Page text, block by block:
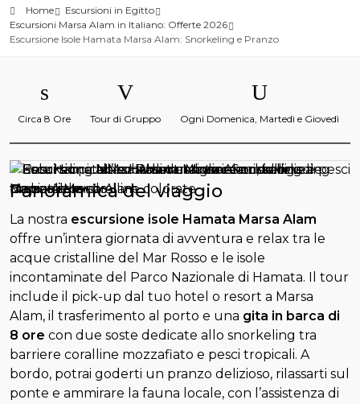
Home
Escursioni in Egitto
Escursioni Marsa Alam in Italiano: Offerte 2026
Escursione Isole Hamata Marsa Alam: Snorkeling e Pranzo
Circa 8 Ore Tour di Gruppo Ogni Domenica, Martedì e Giovedì
Panoramica del viaggio
La nostra escursione isole Hamata Marsa Alam
offre un’intera giornata di avventura e relax tra le
acque cristalline del Mar Rosso e le isole
incontaminate del Parco Nazionale di Hamata. Il tour
include il pick-up dal tuo hotel o resort a Marsa
Alam, il trasferimento al porto e una gita in barca di
8 ore con due soste dedicate allo snorkeling tra
barriere coralline mozzafiato e pesci tropicali. A
bordo, potrai goderti un pranzo delizioso, rilassarti sul
ponte e ammirare la fauna locale, con l’assistenza di